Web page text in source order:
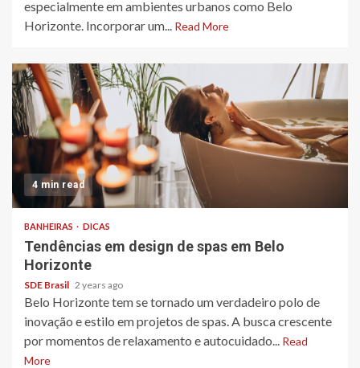
especialmente em ambientes urbanos como Belo
Horizonte. Incorporar um... Read More
4 min read
BANHEIRAS DICAS
Tendências em design de spas em Belo
Horizonte
SDE Brasil 2 years ago
Belo Horizonte tem se tornado um verdadeiro polo de
inovação e estilo em projetos de spas. A busca crescente
por momentos de relaxamento e autocuidado... Read
More